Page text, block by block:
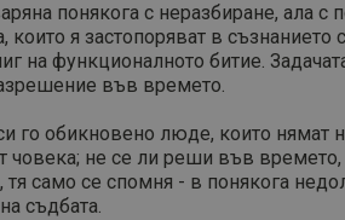
понякога с неразбиране, ала
я застопоряват в съзнанието
на функционалното битие.
във времето.
го обикновено люде, които нямат
човека; не се ли реши във
само се спомня - в понякога
съдбата.